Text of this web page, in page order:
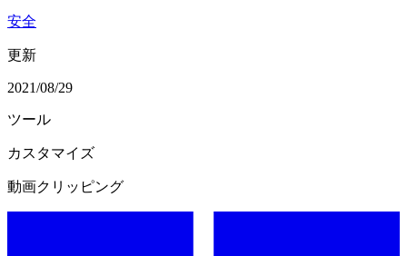
安全
更新
2021/08/29
ツール
カスタマイズ
動画クリッピング